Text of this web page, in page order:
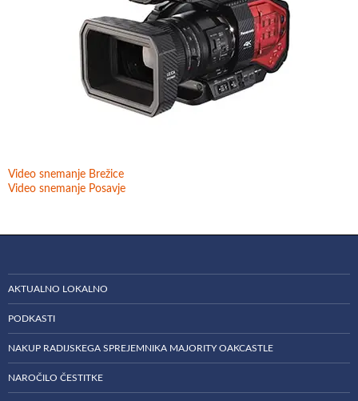
Video snemanje Brežice
Video snemanje Posavje
AKTUALNO LOKALNO
PODKASTI
NAKUP RADIJSKEGA SPREJEMNIKA MAJORITY OAKCASTLE
NAROČILO ČESTITKE